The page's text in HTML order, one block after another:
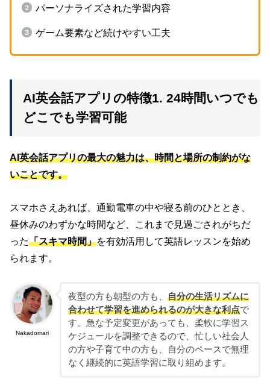
パーソナライズされた学習内容
ゲーム要素など続けやすい工夫
AI英会話アプリの特徴1. 24時間いつでも
どこでも学習可能
AI英会話アプリの最大の魅力は、時間と場所の制約がな
いことです。
スマホさえあれば、通勤電車の中や寝る前のひととき、
昼休みのわずかな時間など、これまで見過ごされがちだ
った「スキマ時間」を有効活用して英語レッスンを始め
られます。
Nakadomari
夜型の方も朝型の方も、 自分の生活リズムに
合わせて学習を進められるのが大きな利点で
す。急な予定変更があっても、柔軟に学習ス
ケジュールを調整できるので、忙しい社会人
の方や子育て中の方も、自分のペースで無理
なく継続的に英語学習に取り組めます。